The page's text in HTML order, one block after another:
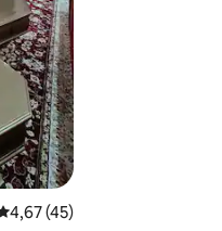
beoordeling van
4,67 (45)